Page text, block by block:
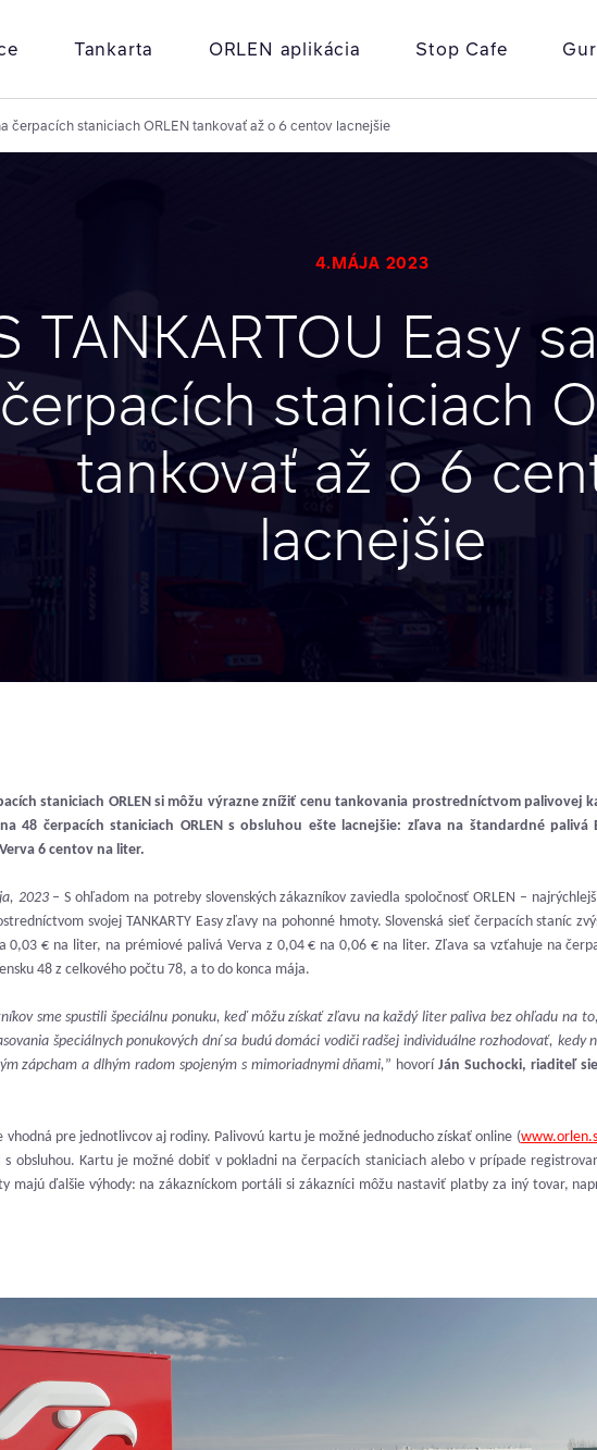
Tankarta ORLEN aplikácia Stop Cafe
čerpacích staniciach ORLEN tankovať až o 6 centov lacnejšie
4.MÁJA 2023
TANKARTOU Easy
čerpacích staniciach
tankovať až o 6
lacnejšie
staniciach ORLEN si môžu výrazne znížiť cenu tankovania prostredníctvom palivovej
48 čerpacích staniciach ORLEN s obsluhou ešte lacnejšie: zľava na štandardné
6 centov na liter.
2023– S ohľadom na potreby slovenských zákazníkov zaviedla spoločnosť ORLEN –
svojej TANKARTY Easy zľavy na pohonné hmoty. Slovenská sieť čerpacích staníc
0,03 € na liter, na prémiové palivá Verva z 0,04 € na 0,06 € na liter. Zľava sa vzťahuje na
48 z celkového počtu 78, a to do konca mája.
sme spustili špeciálnu ponuku, keď môžu získať zľavu na každý liter paliva bez ohľadu na
špeciálnych ponukových dní sa budú domáci vodiči radšej individuálne rozhodovať, kedy
zápcham a dlhým radom spojeným s mimoriadnymi dňami,” hovoríJán Suchocki, riaditeľ
vhodná pre jednotlivcov aj rodiny. Palivovú kartu je možné jednoducho získať online (
s obsluhou. Kartu je možné dobiť v pokladni na čerpacích staniciach alebo v prípade
majú ďalšie výhody: na zákazníckom portáli si zákazníci môžu nastaviť platby za iný tovar,